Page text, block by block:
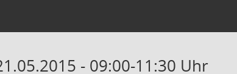
- 09:00-11:30 Uhr